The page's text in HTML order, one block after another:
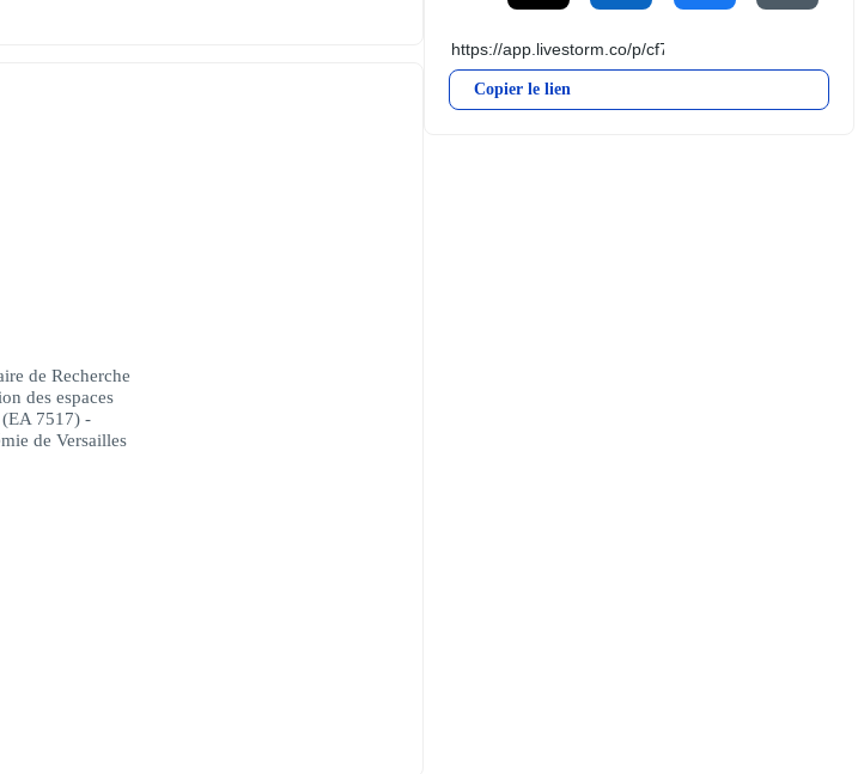
de Recherche
des espaces
7517) -
de Versailles
Copier le lien